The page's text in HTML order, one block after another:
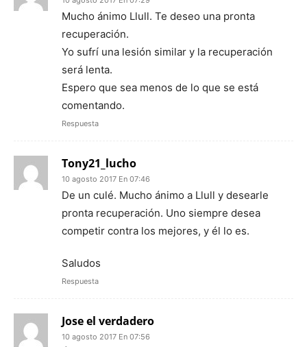
Mucho ánimo Llull. Te deseo una pronta
recuperación.
Yo sufrí una lesión similar y la recuperación
será lenta.
Espero que sea menos de lo que se está
comentando.
Respuesta
Tony21_lucho
10 agosto 2017 En 07:46
De un culé. Mucho ánimo a Llull y desearle
pronta recuperación. Uno siempre desea
competir contra los mejores, y él lo es.
Saludos
Respuesta
Jose el verdadero
10 agosto 2017 En 07:56